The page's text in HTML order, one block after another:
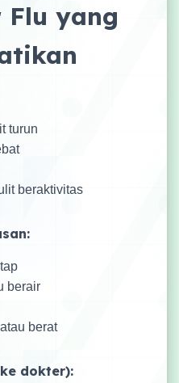
Flu yang
turun
beraktivitas
berair
berat
dokter):